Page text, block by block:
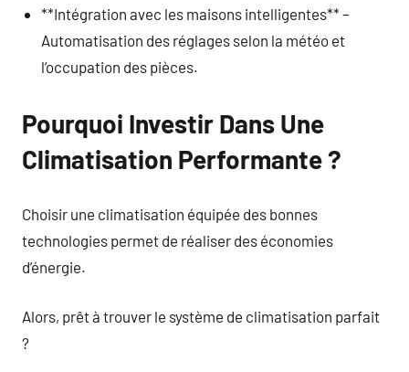
**Intégration avec les maisons intelligentes** –
Automatisation des réglages selon la météo et
l’occupation des pièces.
Pourquoi Investir Dans Une
Climatisation Performante ?
Choisir une climatisation équipée des bonnes
technologies permet de réaliser des économies
d’énergie.
Alors, prêt à trouver le système de climatisation parfait
?